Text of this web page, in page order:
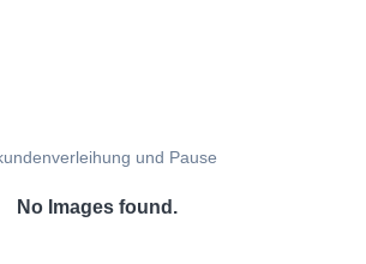
und Pause
No Images found.